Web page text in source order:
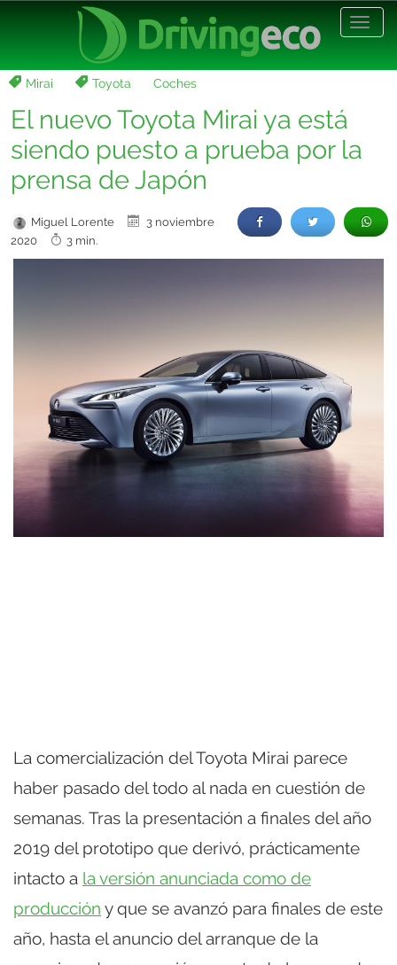
Mirai Toyota Coches
El nuevo Toyota Mirai ya está
siendo puesto a prueba por la
prensa de Japón
Miguel Lorente
3 noviembre
2020
3 min.
La comercialización del Toyota Mirai parece
haber pasado del todo al nada en cuestión de
semanas. Tras la presentación a finales del año
2019 del prototipo que derivó, prácticamente
intacto a la versión anunciada como de
producción y que se avanzó para finales de este
año, hasta el anuncio del arranque de la